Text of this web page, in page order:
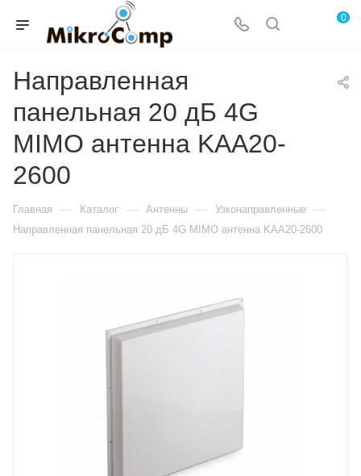
0
Направленная
панельная 20 дБ 4G
MIMO антенна KAA20-
2600
Главная — Каталог — Антенны — Узконаправленные —
Направленная панельная 20 дБ 4G MIMO антенна KAA20-2600